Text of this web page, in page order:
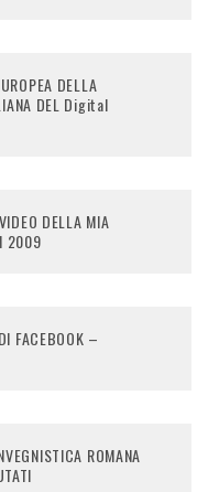
DELLA
DEL Digital
DELLA MIA
2009
FACEBOOK –
ROMANA